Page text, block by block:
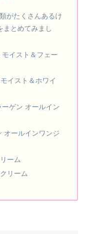
がたくさんあるけ
まとめてみまし
イスト＆フェー
イスト＆ホワイ
ゲン オールイン
オールインワンジ
ーム
リーム